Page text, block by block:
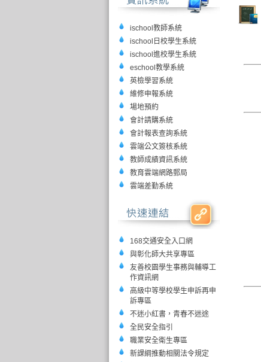
ischool教師系統
ischool日校學生系統
ischool進校學生系統
eschool教學系統
英檢學習系統
維修申報系統
場地預約
會計請購系統
會計報表查詢系統
雲端公文簽核系統
教師成績資訊系統
教育雲端網路郵局
雲端差勤系統
168交通安全入口網
與彰化師大共享專區
友善校園學生事務與輔導工
作資訊網
高級中等學校學生申訴再申
訴專區
不迷小紅書，青春不迷途
全民安全指引
職業安全衛生專區
新課綱推動相關法令規定